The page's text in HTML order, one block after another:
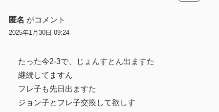
匿名 がコメント
2025年1月30日 09:24
たった今2-3で、じょんすとん出ますた
継続してますん
フレ子も先日出ますた
ジョン子とフレ子交換して欲しす